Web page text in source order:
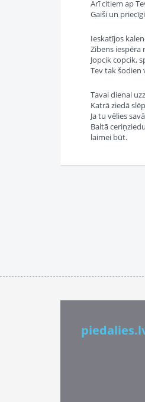
Arī citiem ap
Gaiši un
Ieskatījos
Zibens iespēra
Jopcik copcik,
Tev tak šodien
Tavai dienai
Katrā ziedā
Ja tu vēlies
Baltā
laimei būt.